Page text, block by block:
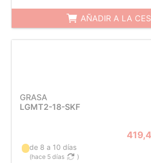
AÑADIR A LA
GRASA
LGMT2-18-SKF
de 8 a 10 días
(hace 5 días )